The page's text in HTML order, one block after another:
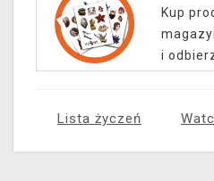
Kup
i
Lista życzeń